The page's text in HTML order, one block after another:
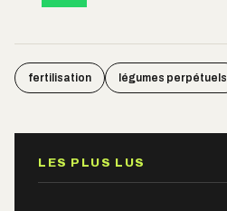
fertilisation légumes perpétuels
LES PLUS LUS